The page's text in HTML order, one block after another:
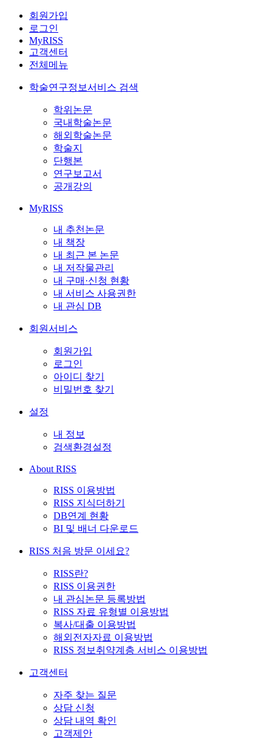
회원가입
로그인
MyRISS
고객센터
전체메뉴
학술연구정보서비스 검색
학위논문
국내학술논문
해외학술논문
학술지
단행본
연구보고서
공개강의
MyRISS
내 추천논문
내 책장
내 최근 본 논문
내 저작물관리
내 구매·신청 현황
내 서비스 사용권한
내 관심 DB
회원서비스
회원가입
로그인
아이디 찾기
비밀번호 찾기
설정
내 정보
검색환경설정
About RISS
RISS 이용방법
RISS 지식더하기
DB연계 현황
BI 및 배너 다운로드
RISS 처음 방문 이세요?
RISS란?
RISS 이용권한
내 관심논문 등록방법
RISS 자료 유형별 이용방법
복사/대출 이용방법
해외전자자료 이용방법
RISS 정보취약계층 서비스 이용방법
고객센터
자주 찾는 질문
상담 신청
상담 내역 확인
고객제안